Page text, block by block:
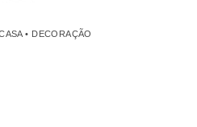
• DECORAÇÃO